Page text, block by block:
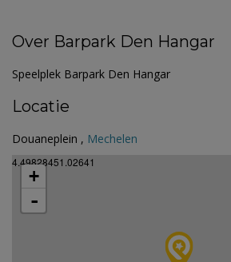
Over Barpark Den Hangar
Speelplek Barpark Den Hangar
Locatie
Douaneplein , Mechelen
4.49828451.02641
+
-